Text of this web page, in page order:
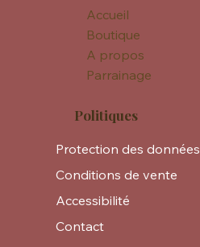
Accueil
Boutique
A propos
Parrainage
Politiques
Protection des données
Conditions de vente
Accessibilité
Contact